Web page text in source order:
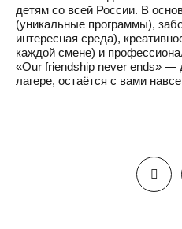
детям со всей России. В
(уникальные программы),
интересная среда),
каждой смене) и
«Our friendship never ends» —
лагере, остаётся с вами